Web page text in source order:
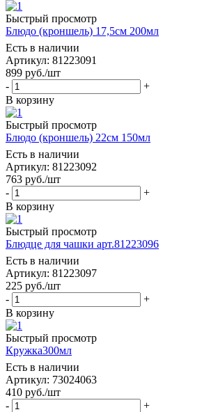
Быстрый просмотр
Блюдо (кроншель) 17,5см 200мл
Есть в наличии
Артикул: 81223091
899 руб./шт
-
+
В корзину
Быстрый просмотр
Блюдо (кроншель) 22см 150мл
Есть в наличии
Артикул: 81223092
763 руб./шт
-
+
В корзину
Быстрый просмотр
Блюдце для чашки арт.81223096
Есть в наличии
Артикул: 81223097
225 руб./шт
-
+
В корзину
Быстрый просмотр
Кружка300мл
Есть в наличии
Артикул: 73024063
410 руб./шт
-
+